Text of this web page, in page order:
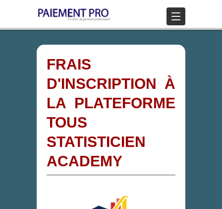
FRAIS
D'INSCRIPTION À
LA PLATEFORME
TOUS
STATISTICIEN
ACADEMY